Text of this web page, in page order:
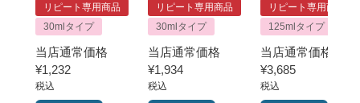
リピート専用商品
30mlタイプ
当店通常価格
¥1,232
税込
リピート専用商品
30mlタイプ
当店通常価格
¥1,934
税込
リピート専用商品
125mlタイプ
当店通常価格
¥3,685
税込